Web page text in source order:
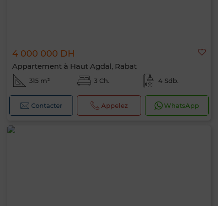
4 000 000 DH
Appartement à Haut Agdal, Rabat
315 m² 3 Ch. 4 Sdb.
Contacter Appelez WhatsApp